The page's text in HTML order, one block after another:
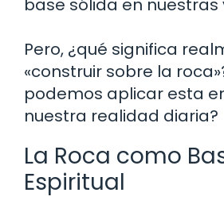
base sólida en nuestras
Pero, ¿qué significa
«construir sobre la
podemos aplicar esta
nuestra realidad diaria?
La Roca como
Espiritual